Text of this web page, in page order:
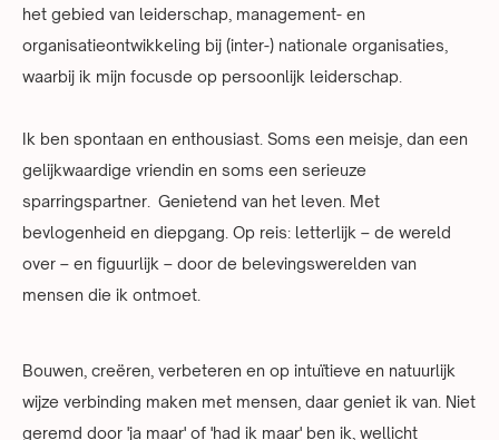
het gebied van leiderschap, management- en
organisatieontwikkeling bij (inter-) nationale organisaties,
waarbij ik mijn focusde op persoonlijk leiderschap.
Ik ben spontaan en enthousiast. Soms een meisje, dan een
gelijkwaardige vriendin en soms een serieuze
sparringspartner. Genietend van het leven. Met
bevlogenheid en diepgang. Op reis: letterlijk – de wereld
over – en figuurlijk – door de belevingswerelden van
mensen die ik ontmoet.
Bouwen, creëren, verbeteren en op intuïtieve en natuurlijk
wijze verbinding maken met mensen, daar geniet ik van. Niet
geremd door 'ja maar' of 'had ik maar' ben ik, wellicht